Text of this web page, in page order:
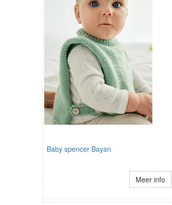
Baby spencer Bayan
Meer info